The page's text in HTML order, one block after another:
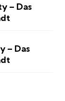
– Das
– Das